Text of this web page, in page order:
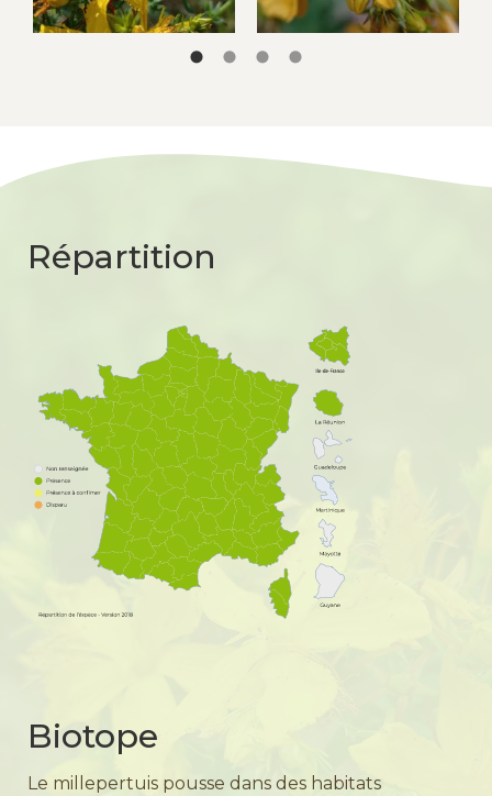
Répartition
Biotope
Le millepertuis pousse dans des habitats